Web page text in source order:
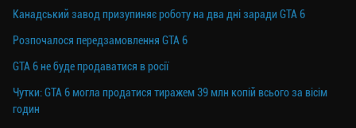
Канадський завод призупиняє роботу на два дні заради GTA 6
Розпочалося передзамовлення GTA 6
GTA 6 не буде продаватися в росії
Чутки: GTA 6 могла продатися тиражем 39 млн копій всього за вісім
годин